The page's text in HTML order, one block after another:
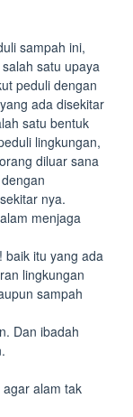
sampah ini,
satu upaya
peduli dengan
ada disekitar
satu bentuk
lingkungan,
diluar sana
nya.
menjaga
baik itu yang ada
lingkungan
sampah
Dan ibadah
alam tak